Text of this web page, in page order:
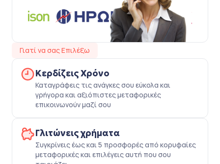
Γιατί να σας Επιλέξω
Κερδίζεις Χρόνο
Καταγράφεις τις ανάγκες σου εύκολα και
γρήγορα και αξιόπιστες μεταφορικές
επικοινωνούν μαζί σου
Γλιτώνεις χρήματα
Συγκρίνεις έως και 5 προσφορές από κορυφαίες
μεταφορικές και επιλέγεις αυτή που σου